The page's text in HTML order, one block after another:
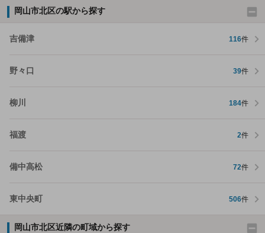
岡山市北区の駅から探す
吉備津 116件
野々口 39件
柳川 184件
福渡 2件
備中高松 72件
東中央町 506件
岡山市北区近隣の町域から探す